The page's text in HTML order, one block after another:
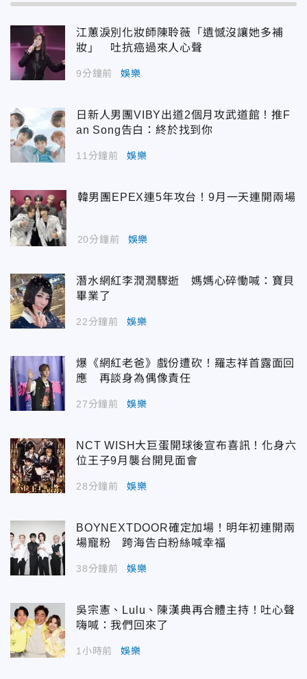
江蕙淚別化妝師陳聆薇「遺憾沒讓她多補
妝」 吐抗癌過來人心聲
9分鐘前 娛樂
日新人男團VIBY出道2個月攻武道館！推F
an Song告白：終於找到你
11分鐘前 娛樂
韓男團EPEX連5年攻台！9月一天連開兩場
20分鐘前 娛樂
潛水網紅李潤潤驟逝 媽媽心碎慟喊：寶貝
畢業了
22分鐘前 娛樂
爆《網紅老爸》戲份遭砍！羅志祥首露面回
應 再談身為偶像責任
27分鐘前 娛樂
NCT WISH大巨蛋開球後宣布喜訊！化身六
位王子9月襲台開見面會
28分鐘前 娛樂
BOYNEXTDOOR確定加場！明年初連開兩
場寵粉 跨海告白粉絲喊幸福
38分鐘前 娛樂
吳宗憲、Lulu、陳漢典再合體主持！吐心聲
嗨喊：我們回來了
1小時前 娛樂